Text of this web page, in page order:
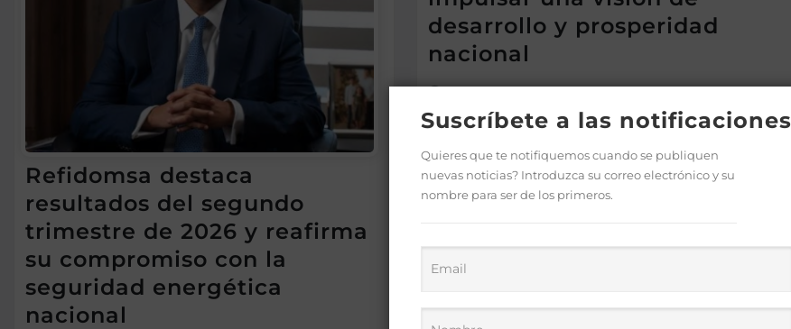
Refidomsa destaca
resultados del segundo
trimestre de 2026 y reafirma
su compromiso con la
seguridad energética
nacional
desarrollo y prosperidad
nacional
Ago 7, 2026
Suscríbete a las notificaciones
Quieres que te notifiquemos cuando se publiquen
nuevas noticias? Introduzca su correo electrónico y su
nombre para ser de los primeros.